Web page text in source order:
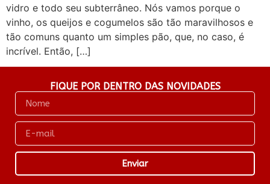
vidro e todo seu subterrâneo. Nós vamos porque o
vinho, os queijos e cogumelos são tão maravilhosos e
tão comuns quanto um simples pão, que, no caso, é
incrível. Então, […]
FIQUE POR DENTRO DAS NOVIDADES
Enviar